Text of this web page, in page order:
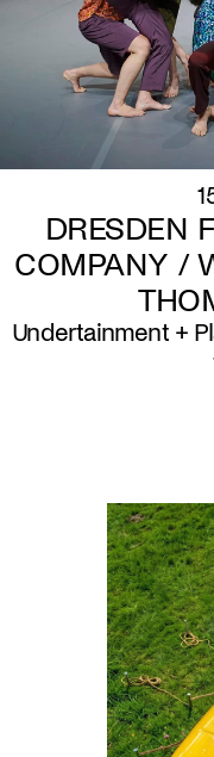
DRESDEN
COMPANY /
Undertainment +